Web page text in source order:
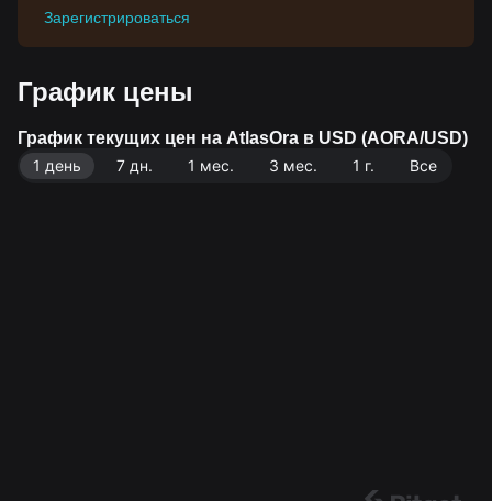
Зарегистрироваться
График цены
График текущих цен на AtlasOra в USD (AORA/USD)
1 день
7 дн. 1 мес. 3 мес. 1 г. Все